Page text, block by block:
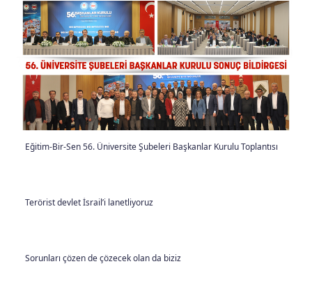
Eğitim-Bir-Sen 56. Üniversite Şubeleri Başkanlar Kurulu Toplantısı
Terörist devlet İsrail’i lanetliyoruz
Sorunları çözen de çözecek olan da biziz